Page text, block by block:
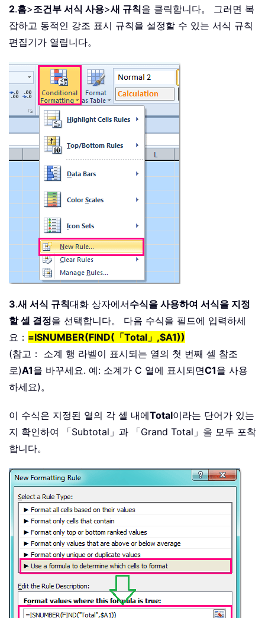
2.홈>조건부 서식 사용>새 규칙을 클릭합니다。 그러면 복
잡하고 동적인 강조 표시 규칙을 설정할 수 있는 서식 규칙
편집기가 열립니다。
3.새 서식 규칙대화 상자에서수식을 사용하여 서식을 지정
할 셀 결정을 선택합니다。 다음 수식을 필드에 입력하세
요： =ISNUMBER(FIND(「Total」,$A1))
(참고： 소계 행 라벨이 표시되는 열의 첫 번째 셀 참조
로)A1을 바꾸세요. 예: 소계가 C 열에 표시되면C1을 사용
하세요)。
이 수식은 지정된 열의 각 셀 내에Total이라는 단어가 있는
지 확인하여 「Subtotal」과 「Grand Total」을 모두 포착
합니다。